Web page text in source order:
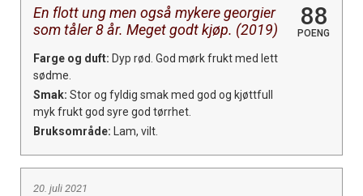
En flott ung men også mykere georgier
som tåler 8 år. Meget godt kjøp. (2019)
88
POENG
Farge og duft: Dyp rød. God mørk frukt med lett
sødme.
Smak: Stor og fyldig smak med god og kjøttfull
myk frukt god syre god tørrhet.
Bruksområde: Lam, vilt.
20. juli 2021